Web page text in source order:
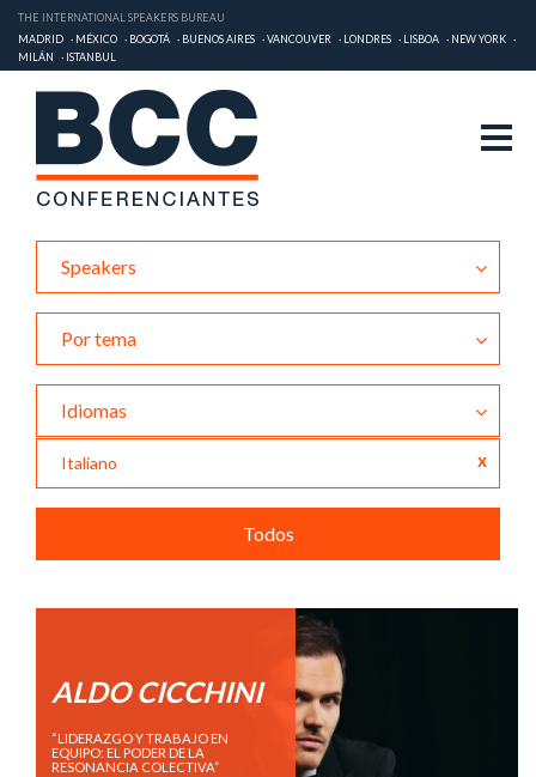
THE INTERNATIONAL SPEAKERS BUREAU
MADRID
MÉXICO BOGOTÁ BUENOS AIRES VANCOUVER LONDRES LISBOA
NEW YORK
MILÁN
ISTANBUL
Speakers
Por tema
Idiomas
Italiano x
Todos
ALDO CICCHINI
“LIDERAZGO Y TRABAJO EN
EQUIPO: EL PODER DE LA
RESONANCIA COLECTIVA”